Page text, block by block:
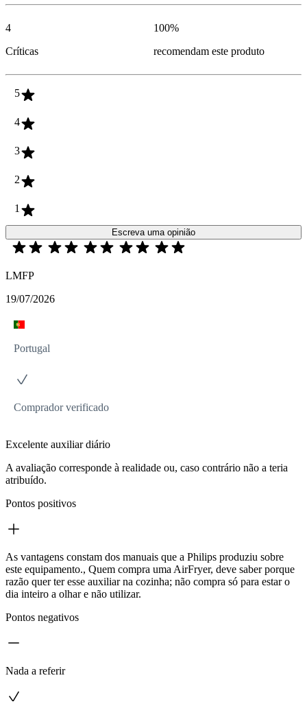
4
Críticas
100%
recomendam este produto
5
4
3
2
1
Escreva uma opinião
LMFP
19/07/2026
Portugal
Comprador verificado
Excelente auxiliar diário
A avaliação corresponde à realidade ou, caso contrário não a teria
atribuído.
Pontos positivos
As vantagens constam dos manuais que a Philips produziu sobre
este equipamento., Quem compra uma AirFryer, deve saber porque
razão quer ter esse auxiliar na cozinha; não compra só para estar o
dia inteiro a olhar e não utilizar.
Pontos negativos
Nada a referir